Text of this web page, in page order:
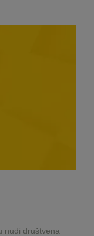
nudi društvena